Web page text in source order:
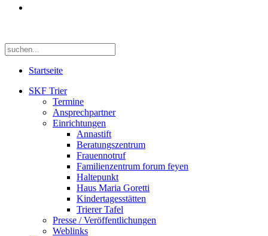
Startseite
SKF Trier
Termine
Ansprechpartner
Einrichtungen
Annastift
Beratungszentrum
Frauennotruf
Familienzentrum forum feyen
Haltepunkt
Haus Maria Goretti
Kindertagesstätten
Trierer Tafel
Presse / Veröffentlichungen
Weblinks